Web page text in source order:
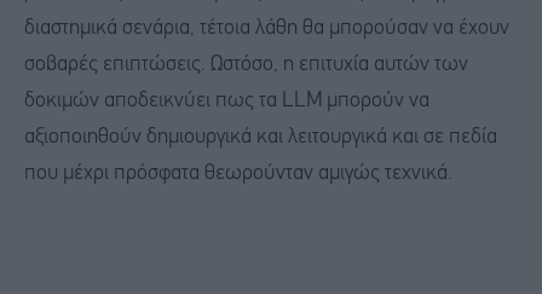
διαστημικά σενάρια, τέτοια λάθη θα μπορούσαν να έχουν
σοβαρές επιπτώσεις. Ωστόσο, η επιτυχία αυτών των
δοκιμών αποδεικνύει πως τα LLM μπορούν να
αξιοποιηθούν δημιουργικά και λειτουργικά και σε πεδία
που μέχρι πρόσφατα θεωρούνταν αμιγώς τεχνικά.